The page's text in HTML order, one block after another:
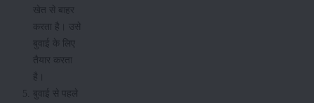
खेत से बाहर
करता है। उसे
बुवाई के लिए
तैयार करता
है।
बुवाई से पहले